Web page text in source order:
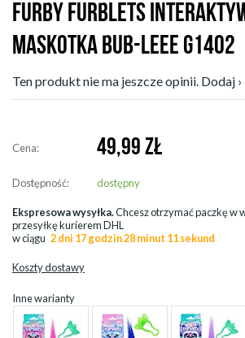
FURBY FURBLETS
MASKOTKA BUB-LEEE G1402
Ten produkt nie ma jeszcze opinii. Dodaj ›
Cena: 49,99 ZŁ
Dostępność: dostępny
Ekspresowa wysyłka.Chcesz otrzymać paczkę w
przesyłkę kurierem DHL
w ciągu 2 dni 17 godzin 28 minut 11 sekund
Koszty dostawy
Inne warianty